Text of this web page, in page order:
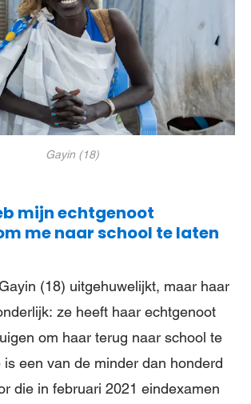
Gayin (18)
mijn echtgenoot
me naar school te laten
(18) uitgehuwelijkt, maar haar
ze heeft haar echtgenoot
om haar terug naar school te
is een van de minder dan honderd
die in februari 2021 eindexamen